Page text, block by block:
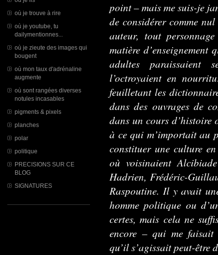
où je trouve à rire
où je youtube, tu
dailymentionnes...
où je zieute des images qui
bougent
où mon taux d'adrénaline
augmente
où sont rangées diverses
notules incasables
pigments & pixels
planches
polar
politique
PRECISIONS SUR CE
BLOG
SIGNATURES
point – mais me suis-je
de considérer comme
auteur, tout
matière d’enseignement
adultes paraissaient
l’octroyaient en
feuilletant les
dans des ouvrages de
dans un cours
à ce qui m’importait au
constituer une culture
où voisinaient
Hadrien, Frédéric-
Raspoutine. Il y avait
homme politique ou
certes, mais cela ne
encore – qui me faisait
qu’il s’agissait peut-être